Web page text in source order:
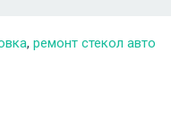
, ремонт стекол авто